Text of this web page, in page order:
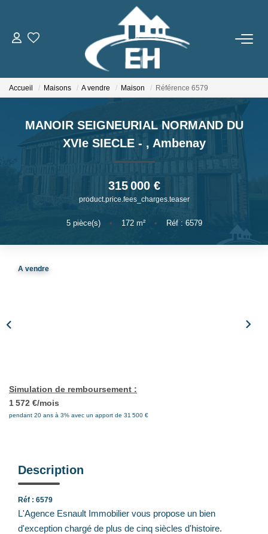
ACHETER
LOUER
Nos Biens
Gestion Locative
ESTIMER
NOTRE AGENCE
EXTRANET
Accueil Maisons A vendre Maison Référence 6579
MANOIR SEIGNEURIAL NORMAND DU
XVIe SIECLE - , Ambenay
315 000 €
product.price.fees_charges.teaser
5pièce(s) • 172m² • Réf : 6579
A vendre
Simulation de remboursement :
1 572 €/mois
pendant 20 ans à 3% avec un apport de 31 500 €
Description
Réf : 6579
L'Agence Esnault Immobilier vous propose un bien
d'exception chargé de plus de cinq siècles d'histoire.